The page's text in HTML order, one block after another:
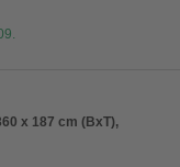
x 187 cm (BxT),